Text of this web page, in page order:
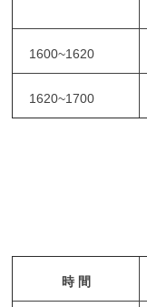
1600~1620
1620~1700
時 間